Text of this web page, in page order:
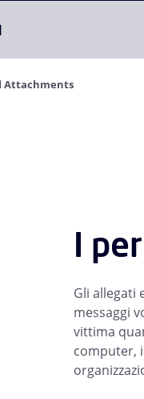
Attachments
I
Gli allegati
messaggi
vittima
computer,